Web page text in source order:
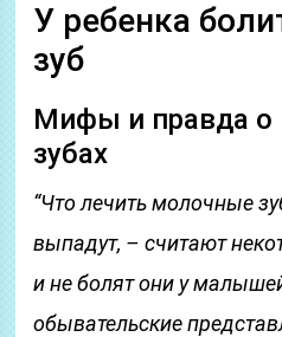
У ребенка
зуб
Мифы и правда о
зубах
“Что лечить молочные
выпадут, – считают
и не болят они у
обывательские